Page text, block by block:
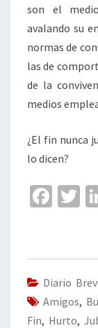
son el
avalando su
normas de
las de
de la
medios
¿El fin nunca
lo dicen?
Fa
o
o
k
T
Diario
Amigos,
Fin, Hurto,